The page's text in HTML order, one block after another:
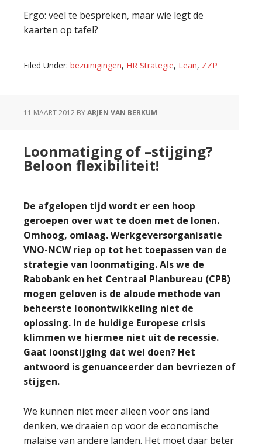
Ergo: veel te bespreken, maar wie legt de
kaarten op tafel?
Filed Under: bezuinigingen, HR Strategie, Lean, ZZP
11 MAART 2012 BYARJEN VAN BERKUM
Loonmatiging of –stijging?
Beloon flexibiliteit!
De afgelopen tijd wordt er een hoop
geroepen over wat te doen met de lonen.
Omhoog, omlaag. Werkgeversorganisatie
VNO-NCW riep op tot het toepassen van de
strategie van loonmatiging. Als we de
Rabobank en het Centraal Planbureau (CPB)
mogen geloven is de aloude methode van
beheerste loonontwikkeling niet de
oplossing. In de huidige Europese crisis
klimmen we hiermee niet uit de recessie.
Gaat loonstijging dat wel doen? Het
antwoord is genuanceerder dan bevriezen of
stijgen.
We kunnen niet meer alleen voor ons land
denken, we draaien op voor de economische
malaise van andere landen. Het moet daar beter